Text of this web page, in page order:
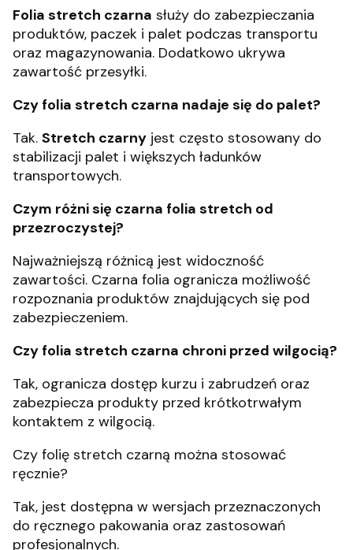
Folia stretch czarna służy do zabezpieczania
produktów, paczek i palet podczas transportu
oraz magazynowania. Dodatkowo ukrywa
zawartość przesyłki.
Czy folia stretch czarna nadaje się do palet?
Tak. Stretch czarny jest często stosowany do
stabilizacji palet i większych ładunków
transportowych.
Czym różni się czarna folia stretch od
przezroczystej?
Najważniejszą różnicą jest widoczność
zawartości. Czarna folia ogranicza możliwość
rozpoznania produktów znajdujących się pod
zabezpieczeniem.
Czy folia stretch czarna chroni przed wilgocią?
Tak, ogranicza dostęp kurzu i zabrudzeń oraz
zabezpiecza produkty przed krótkotrwałym
kontaktem z wilgocią.
Czy folię stretch czarną można stosować
ręcznie?
Tak, jest dostępna w wersjach przeznaczonych
do ręcznego pakowania oraz zastosowań
profesjonalnych.